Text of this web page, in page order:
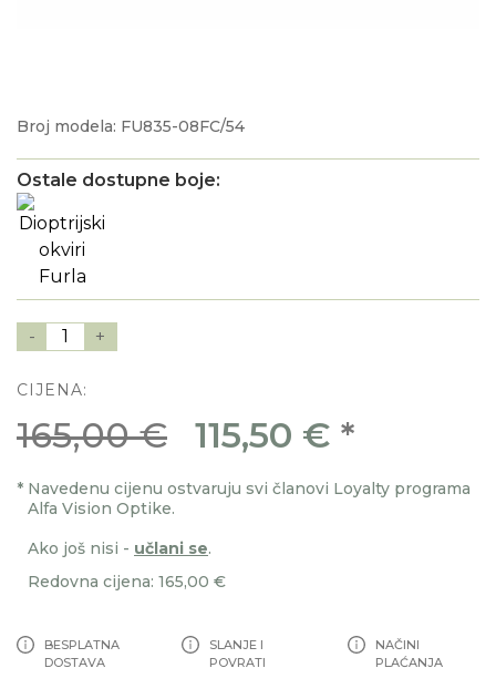
Broj modela: FU835-08FC/54
Ostale dostupne boje:
- 1 +
CIJENA:
165,00 € 115,50 € *
* Navedenu cijenu ostvaruju svi članovi Loyalty programa
Alfa Vision Optike.
Ako još nisi - učlani se.
Redovna cijena: 165,00 €
BESPLATNA
DOSTAVA
SLANJE I
POVRATI
NAČINI
PLAĆANJA